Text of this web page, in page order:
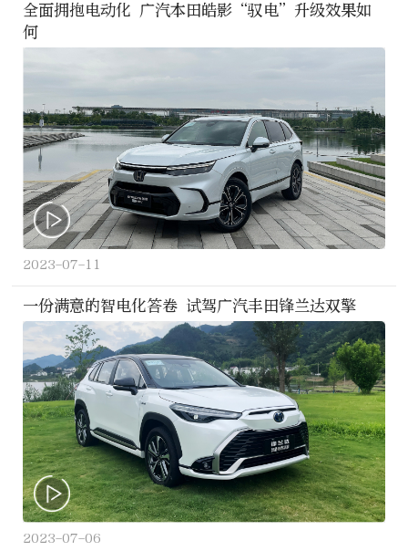
全面拥抱电动化 广汽本田皓影“驭电”升级效果如
何
2023-07-11
一份满意的智电化答卷 试驾广汽丰田锋兰达双擎
2023-07-06